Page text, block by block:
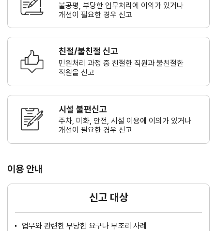
불공평, 부당한 업무처리에 이의가 있거나
개선이 필요한 경우 신고
친절/불친절 신고
민원처리 과정 중 친절한 직원과불친절한
직원을 신고
시설 불편신고
주차, 미화, 안전, 시설 이용에 이의가 있거나
개선이 필요한 경우 신고
이용 안내
신고 대상
업무와 관련한 부당한 요구나 부조리 사례